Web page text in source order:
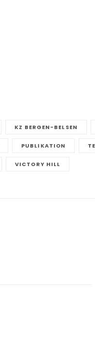
KZ BERGEN-BELSEN
PUBLIKATION
VICTORY HILL